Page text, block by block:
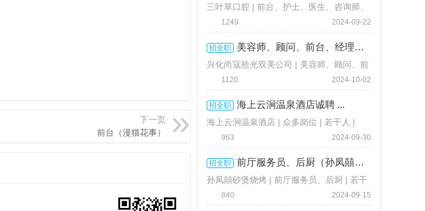
下一页
前台（漫猫花事）
三叶草口腔 | 前台、护士、医生、咨询师、
美容师 | 若干人 |
3000-8000 元 / 月
1249 2024-09-22
招全职 美容师、顾问、前台、经理、护 ...
兴化尚寇拾光双美公司 | 美容师、顾问、前
台 | 若干人 |
1120 2024-10-02
招全职 海上云涧温泉酒店诚聘 ...
海上云涧温泉酒店 | 众多岗位 | 若干人 |
3800-15000 元 / 月
963 2024-09-30
招全职 前厅服务员、后厨（孙凤囍砂煲 ...
孙凤囍砂煲烧烤 | 前厅服务员、后厨 | 若干
人 |面议
840 2024-09-15